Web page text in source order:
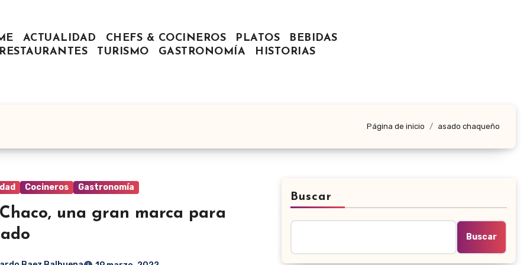
ACTUALIDAD CHEFS & COCINEROS PLATOS
BEBIDAS
RESTAURANTES
TURISMO GASTRONOMÍA HISTORIAS
Página de inicio asado chaqueño
Cocineros Gastronomía
una gran marca para
Buscar
Buscar